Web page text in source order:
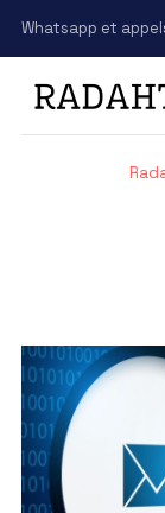
Whatsapp et